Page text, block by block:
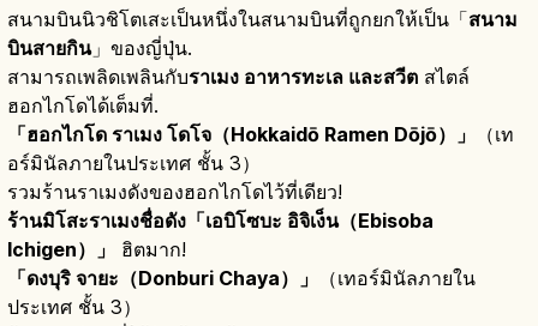
สนามบินนิวชิโตเสะเป็นหนึ่งในสนามบินที่ถูกยกให้เป็น「สนาม
บินสายกิน」ของญี่ปุ่น.
สามารถเพลิดเพลินกับราเมง อาหารทะเล และสวีต สไตล์
ฮอกไกโดได้เต็มที่.
「ฮอกไกโด ราเมง โดโจ（Hokkaidō Ramen Dōjō）」
（เท
อร์มินัลภายในประเทศ ชั้น 3）
รวมร้านราเมงดังของฮอกไกโดไว้ที่เดียว!
ร้านมิโสะราเมงชื่อดัง「เอบิโซบะ อิจิเง็น（Ebisoba
Ichigen）」
ฮิตมาก!
「ดงบุริ จายะ（Donburi Chaya）」
（เทอร์มินัลภายใน
ประเทศ ชั้น 3）